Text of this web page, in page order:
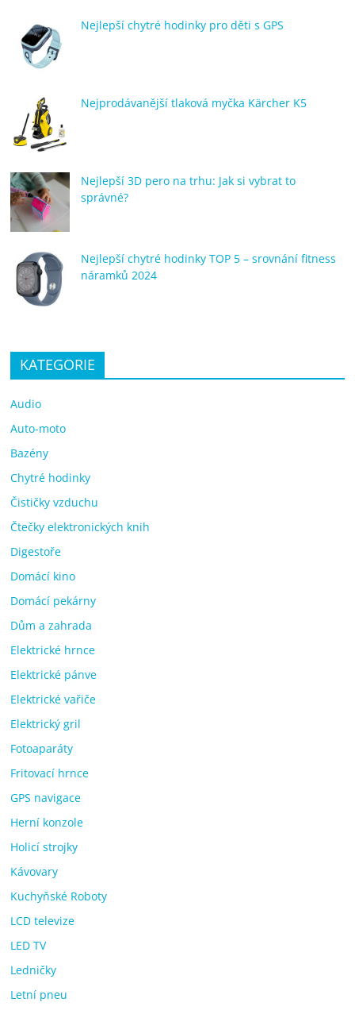
Nejlepší chytré hodinky pro děti s GPS
Nejprodávanější tlaková myčka Kärcher K5
Nejlepší 3D pero na trhu: Jak si vybrat to
správné?
Nejlepší chytré hodinky TOP 5 – srovnání fitness
náramků 2024
KATEGORIE
Audio
Auto-moto
Bazény
Chytré hodinky
Čističky vzduchu
Čtečky elektronických knih
Digestoře
Domácí kino
Domácí pekárny
Dům a zahrada
Elektrické hrnce
Elektrické pánve
Elektrické vařiče
Elektrický gril
Fotoaparáty
Fritovací hrnce
GPS navigace
Herní konzole
Holicí strojky
Kávovary
Kuchyňské Roboty
LCD televize
LED TV
Ledničky
Letní pneu